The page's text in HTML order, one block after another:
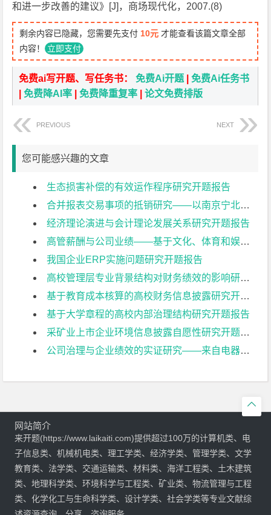
和进一步改善的建议》[J]，商场现代化，2007.(8)
剩余内容已隐藏，您需要先支付 10元 才能查看该篇文章全部
内容！ 立即支付
免费ai写开题、写任务书：免费Ai开题 |免费Ai任务书
|免费降AI率 |免费降重复率 |论文免费排版
PREVIOUS NEXT
您可能感兴趣的文章
生态损害补偿的有效运作程序研究开题报告
合并报表交易事项的抵销研究——以南京宁北轨道交通有限公司为例开题报告
经济理论演进与会计理论发展关系研究开题报告
高管薪酬与公司业绩——基于文化、体育和娱乐业上市公司的实证研究开题报告
我国企业ERP实施问题研究开题报告
高校管理层专业背景结构对财务绩效的影响研究开题报告
基于教育成本核算的高校财务信息披露研究开题报告
基于大学章程的高校内部治理结构研究开题报告
采矿业上市企业环境信息披露自愿性研究开题报告
公司治理与企业绩效的实证研究——来自电器机械及器材制造业上市公司的经验证据开题报告

网站简介
来开题(https://www.laikaiti.com)提供超过100万的计算机类、电
子信息类、机械机电类、理工学类、经济学类、管理学类、文学
教育类、法学类、交通运输类、材料类、海洋工程类、土木建筑
类、地理科学类、环境科学与工程类、矿业类、物流管理与工程
类、化学化工与生命科学类、设计学类、社会学类等专业文献综